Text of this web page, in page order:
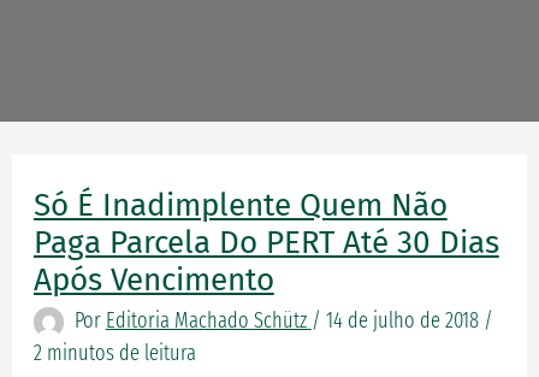
Só É Inadimplente Quem Não
Paga Parcela Do PERT Até 30 Dias
Após Vencimento
Por Editoria Machado Schütz / 14 de julho de 2018/
2 minutos de leitura
Só
é
inadimplente
quem
não
paga